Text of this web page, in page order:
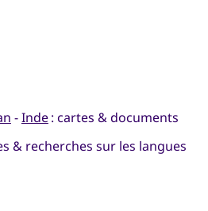
-Inde: cartes & documents
& recherches sur les langues